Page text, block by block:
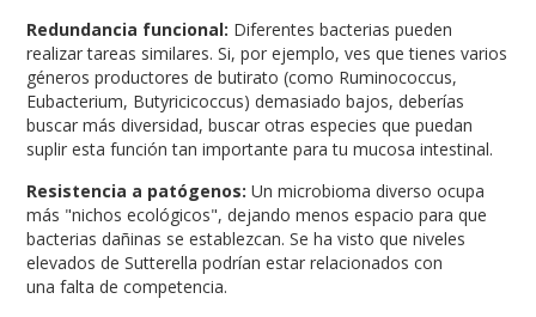
Redundancia funcional: Diferentes bacterias pueden
realizar tareas similares. Si, por ejemplo, ves que tienes varios
géneros productores de butirato (como Ruminococcus,
Eubacterium, Butyricicoccus) demasiado bajos, deberías
buscar más diversidad, buscar otras especies que puedan
suplir esta función tan importante para tu mucosa intestinal.
Resistencia a patógenos: Un microbioma diverso ocupa
más "nichos ecológicos", dejando menos espacio para que
bacterias dañinas se establezcan. Se ha visto que niveles
elevados de Sutterella podrían estar relacionados con
una falta de competencia.